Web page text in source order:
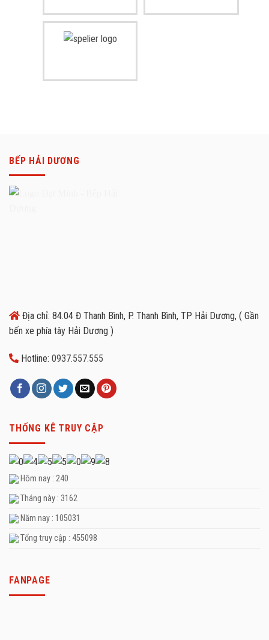
BẾP HẢI DƯƠNG
Địa chỉ: 84.04 Đ Thanh Bình, P. Thanh Bình, TP Hải Dương, ( Gần
bến xe phía tây Hải Dương )
Hotline: 0937.557.555
THỐNG KÊ TRUY CẬP
Hôm nay : 240
Tháng này : 3162
Năm nay : 105031
Tổng truy cập : 455098
FANPAGE